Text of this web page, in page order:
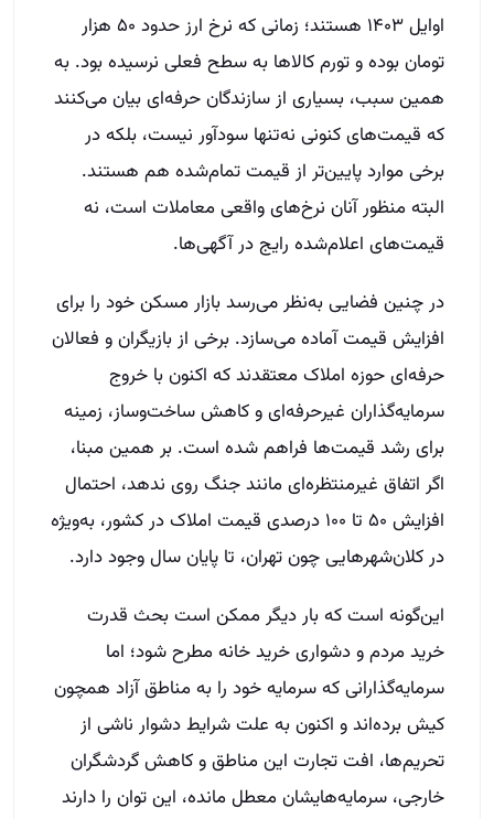
اوایل ۱۴۰۳ هستند؛ زمانی که نرخ ارز حدود ۵۰ هزار
تومان بوده و تورم کالاها به سطح فعلی نرسیده بود. به
همین سبب، بسیاری از سازندگان حرفه‌ای بیان می‌کنند
که قیمت‌های کنونی نه‌تنها سودآور نیست، بلکه در
برخی موارد پایین‌تر از قیمت تمام‌شده هم هستند.
البته منظور آنان نرخ‌های واقعی معاملات است، نه
قیمت‌های اعلام‌شده رایج در آگهی‌ها.
در چنین فضایی به‌نظر می‌رسد بازار مسکن خود را برای
افزایش قیمت آماده می‌سازد. برخی از بازیگران و فعالان
حرفه‌ای حوزه املاک معتقدند که اکنون با خروج
سرمایه‌گذاران غیرحرفه‌ای و کاهش ساخت‌وساز، زمینه
برای رشد قیمت‌ها فراهم شده است. بر همین مبنا،
اگر اتفاق غیرمنتظره‌ای مانند جنگ روی ندهد، احتمال
افزایش ۵۰ تا ۱۰۰ درصدی قیمت املاک در کشور، به‌ویژه
در کلان‌شهرهایی چون تهران، تا پایان سال وجود دارد.
این‌گونه است که بار دیگر ممکن است بحث قدرت
خرید مردم و دشواری خرید خانه مطرح شود؛ اما
سرمایه‌گذارانی که سرمایه خود را به مناطق آزاد همچون
کیش برده‌اند و اکنون به علت شرایط دشوار ناشی از
تحریم‌ها، افت تجارت این مناطق و کاهش گردشگران
خارجی، سرمایه‌هایشان معطل مانده، این توان را دارند